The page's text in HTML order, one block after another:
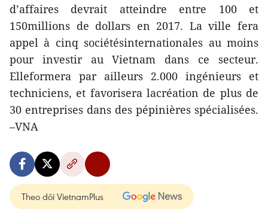
d’affaires devrait atteindre entre 100 et
150millions de dollars en 2017. La ville fera
appel à cinq sociétésinternationales au moins
pour investir au Vietnam dans ce secteur.
Elleformera par ailleurs 2.000 ingénieurs et
techniciens, et favorisera lacréation de plus de
30 entreprises dans des pépinières spécialisées.
–VNA
Theo dõi VietnamPlus